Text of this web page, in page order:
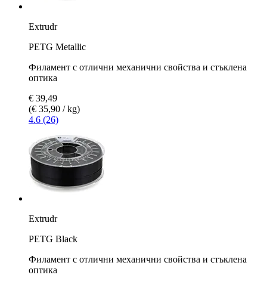
Extrudr
PETG Metallic
Филамент с отлични механични свойства и стъклена
оптика
€ 39,49
(€ 35,90 / kg)
4.6 (26)
Extrudr
PETG Black
Филамент с отлични механични свойства и стъклена
оптика